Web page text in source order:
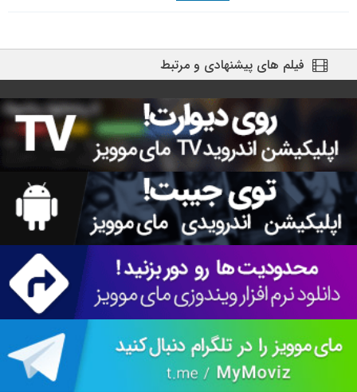
فیلم های پیشنهادی و مرتبط